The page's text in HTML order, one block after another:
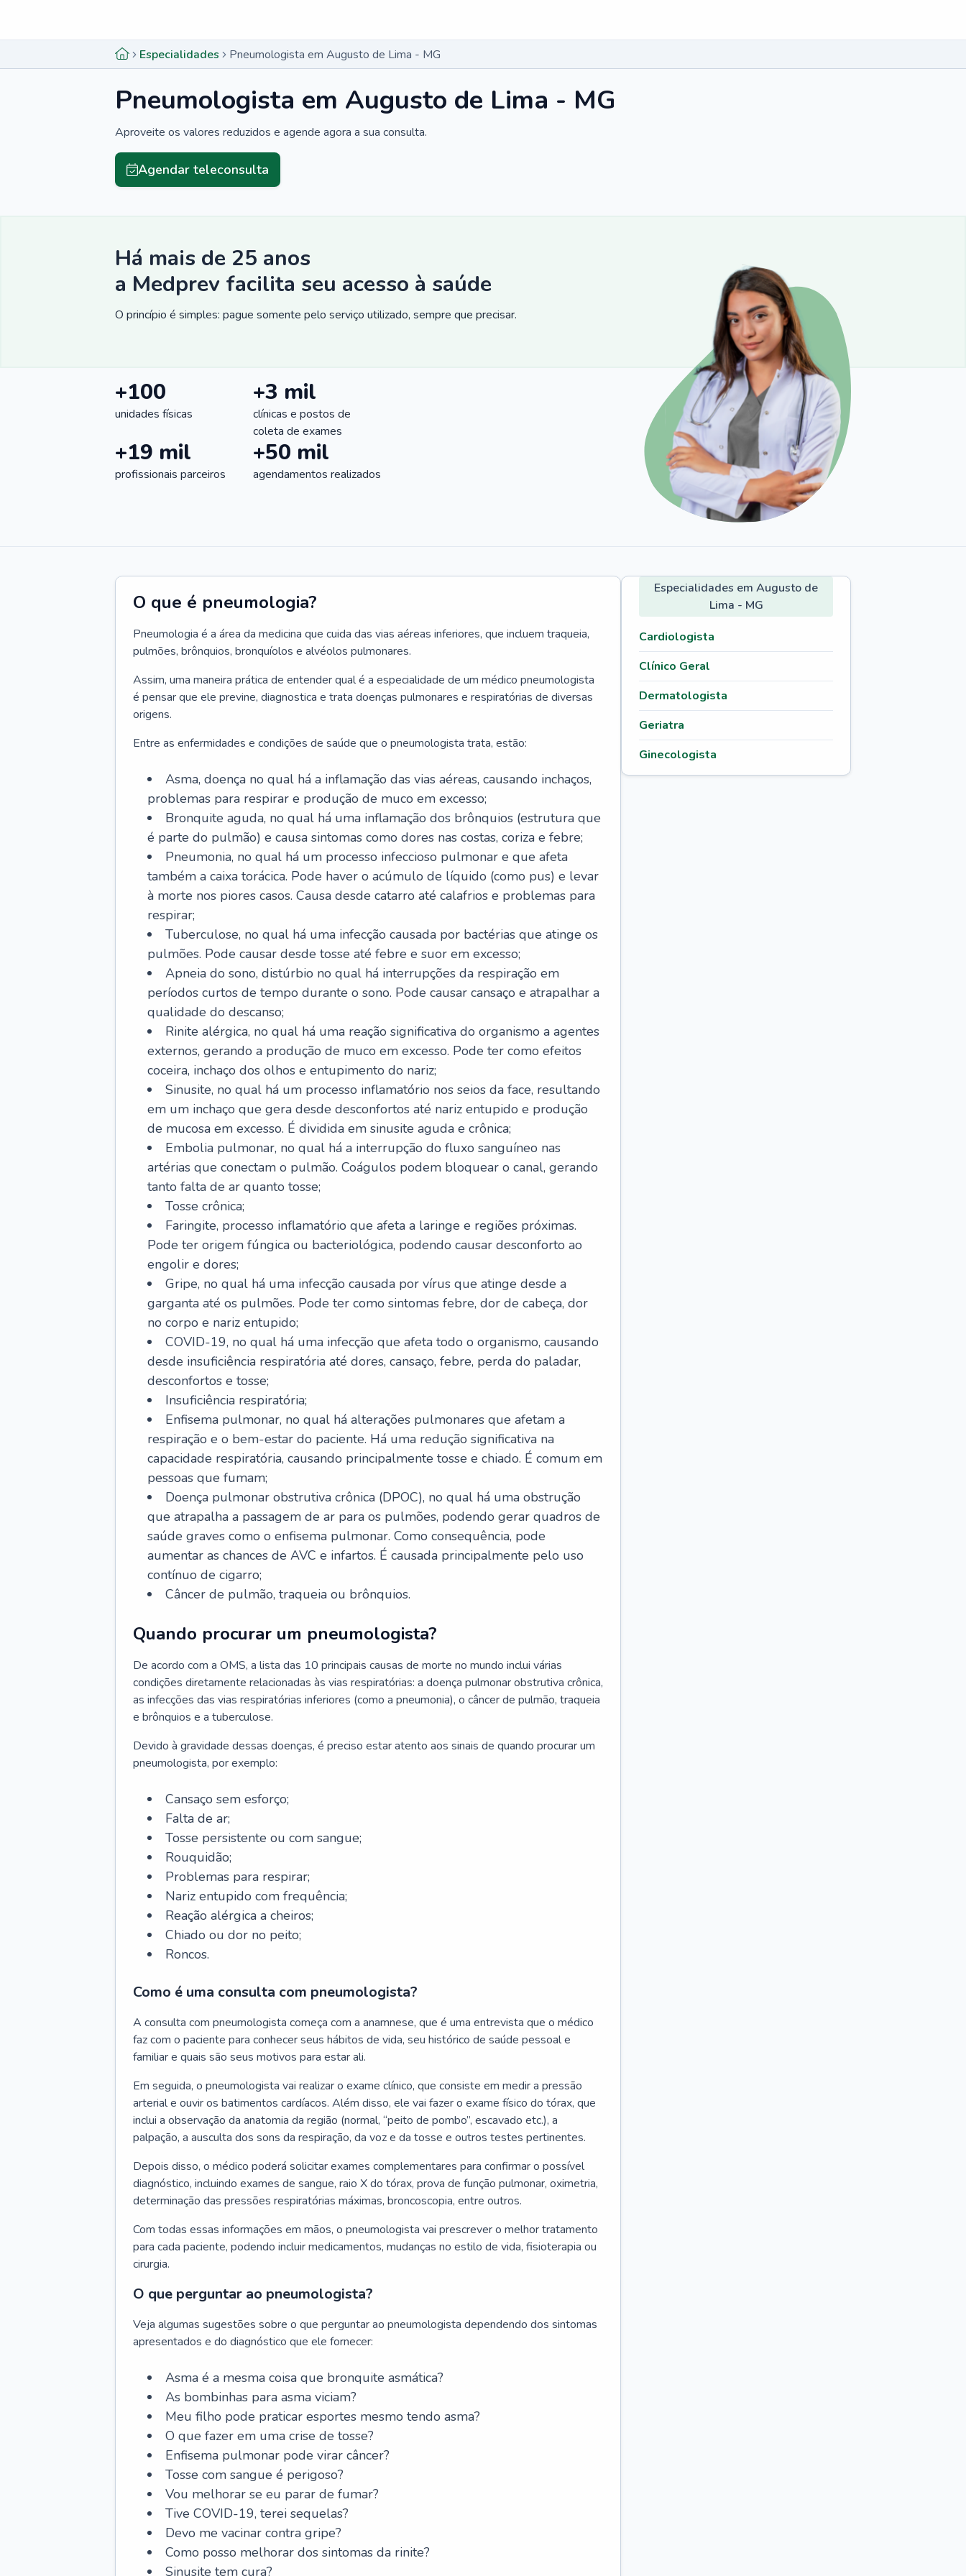
Especialidades Pneumologista em Augusto de Lima - MG
Pneumologista em Augusto de Lima - MG
Aproveite os valores reduzidos e agende agora a sua consulta.
Agendar teleconsulta
Há mais de 25 anos
a Medprev facilita seu acesso à saúde
O princípio é simples: pague somente pelo serviço utilizado, sempre que precisar.
+100
unidades físicas
+3 mil
clínicas e postos de
coleta de exames
+19 mil
profissionais parceiros
+50 mil
agendamentos realizados
O que é pneumologia?
Pneumologia é a área da medicina que cuida das vias aéreas inferiores, que incluem traqueia,
pulmões, brônquios, bronquíolos e alvéolos pulmonares.
Assim, uma maneira prática de entender qual é a especialidade de um médico pneumologista
é pensar que ele previne, diagnostica e trata doenças pulmonares e respiratórias de diversas
origens.
Entre as enfermidades e condições de saúde que o pneumologista trata, estão:
Asma, doença no qual há a inflamação das vias aéreas, causando inchaços,
problemas para respirar e produção de muco em excesso;
Bronquite aguda, no qual há uma inflamação dos brônquios (estrutura que
é parte do pulmão) e causa sintomas como dores nas costas, coriza e febre;
Pneumonia, no qual há um processo infeccioso pulmonar e que afeta
também a caixa torácica. Pode haver o acúmulo de líquido (como pus) e levar
à morte nos piores casos. Causa desde catarro até calafrios e problemas para
respirar;
Tuberculose, no qual há uma infecção causada por bactérias que atinge os
pulmões. Pode causar desde tosse até febre e suor em excesso;
Apneia do sono, distúrbio no qual há interrupções da respiração em
períodos curtos de tempo durante o sono. Pode causar cansaço e atrapalhar a
qualidade do descanso;
Rinite alérgica, no qual há uma reação significativa do organismo a agentes
externos, gerando a produção de muco em excesso. Pode ter como efeitos
coceira, inchaço dos olhos e entupimento do nariz;
Sinusite, no qual há um processo inflamatório nos seios da face, resultando
em um inchaço que gera desde desconfortos até nariz entupido e produção
de mucosa em excesso. É dividida em sinusite aguda e crônica;
Embolia pulmonar, no qual há a interrupção do fluxo sanguíneo nas
artérias que conectam o pulmão. Coágulos podem bloquear o canal, gerando
tanto falta de ar quanto tosse;
Tosse crônica;
Faringite, processo inflamatório que afeta a laringe e regiões próximas.
Pode ter origem fúngica ou bacteriológica, podendo causar desconforto ao
engolir e dores;
Gripe, no qual há uma infecção causada por vírus que atinge desde a
garganta até os pulmões. Pode ter como sintomas febre, dor de cabeça, dor
no corpo e nariz entupido;
COVID-19, no qual há uma infecção que afeta todo o organismo, causando
desde insuficiência respiratória até dores, cansaço, febre, perda do paladar,
desconfortos e tosse;
Insuficiência respiratória;
Enfisema pulmonar, no qual há alterações pulmonares que afetam a
respiração e o bem-estar do paciente. Há uma redução significativa na
capacidade respiratória, causando principalmente tosse e chiado. É comum em
pessoas que fumam;
Doença pulmonar obstrutiva crônica (DPOC), no qual há uma obstrução
que atrapalha a passagem de ar para os pulmões, podendo gerar quadros de
saúde graves como o enfisema pulmonar. Como consequência, pode
aumentar as chances de AVC e infartos. É causada principalmente pelo uso
contínuo de cigarro;
Câncer de pulmão, traqueia ou brônquios.
Quando procurar um pneumologista?
De acordo com a OMS, a lista das 10 principais causas de morte no mundo inclui várias
condições diretamente relacionadas às vias respiratórias: a doença pulmonar obstrutiva crônica,
as infecções das vias respiratórias inferiores (como a pneumonia), o câncer de pulmão, traqueia
e brônquios e a tuberculose.
Devido à gravidade dessas doenças, é preciso estar atento aos sinais de quando procurar um
pneumologista, por exemplo:
Cansaço sem esforço;
Falta de ar;
Tosse persistente ou com sangue;
Rouquidão;
Problemas para respirar;
Nariz entupido com frequência;
Reação alérgica a cheiros;
Chiado ou dor no peito;
Roncos.
Como é uma consulta com pneumologista?
A consulta com pneumologista começa com a anamnese, que é uma entrevista que o médico
faz com o paciente para conhecer seus hábitos de vida, seu histórico de saúde pessoal e
familiar e quais são seus motivos para estar ali.
Em seguida, o pneumologista vai realizar o exame clínico, que consiste em medir a pressão
arterial e ouvir os batimentos cardíacos. Além disso, ele vai fazer o exame físico do tórax, que
inclui a observação da anatomia da região (normal, “peito de pombo”, escavado etc.), a
palpação, a ausculta dos sons da respiração, da voz e da tosse e outros testes pertinentes.
Depois disso, o médico poderá solicitar exames complementares para confirmar o possível
diagnóstico, incluindo exames de sangue, raio X do tórax, prova de função pulmonar, oximetria,
determinação das pressões respiratórias máximas, broncoscopia, entre outros.
Com todas essas informações em mãos, o pneumologista vai prescrever o melhor tratamento
para cada paciente, podendo incluir medicamentos, mudanças no estilo de vida, fisioterapia ou
cirurgia.
O que perguntar ao pneumologista?
Veja algumas sugestões sobre o que perguntar ao pneumologista dependendo dos sintomas
apresentados e do diagnóstico que ele fornecer:
Asma é a mesma coisa que bronquite asmática?
As bombinhas para asma viciam?
Meu filho pode praticar esportes mesmo tendo asma?
O que fazer em uma crise de tosse?
Enfisema pulmonar pode virar câncer?
Tosse com sangue é perigoso?
Vou melhorar se eu parar de fumar?
Tive COVID-19, terei sequelas?
Devo me vacinar contra gripe?
Como posso melhorar dos sintomas da rinite?
Sinusite tem cura?
Especialidades em Augusto de
Lima - MG
Cardiologista
Clínico Geral
Dermatologista
Geriatra
Ginecologista